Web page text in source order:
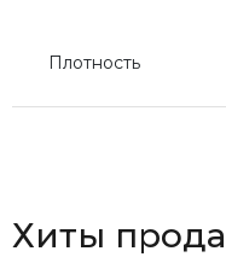
Плотность
Хиты